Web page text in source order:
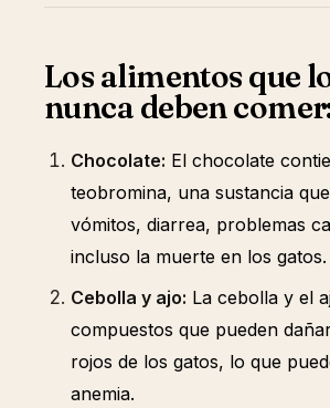
Los alimentos que
nunca deben
Chocolate: El chocolate
teobromina, una sustancia
vómitos, diarrea, problemas
incluso la muerte en los gatos.
Cebolla y ajo: La cebolla y el
compuestos que pueden
rojos de los gatos, lo que
anemia.